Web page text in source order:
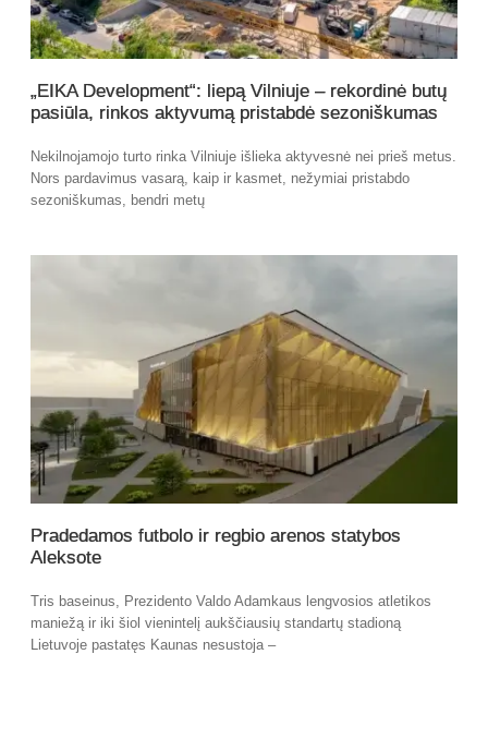
„EIKA Development“: liepą Vilniuje – rekordinė butų
pasiūla, rinkos aktyvumą pristabdė sezoniškumas
Nekilnojamojo turto rinka Vilniuje išlieka aktyvesnė nei prieš metus.
Nors pardavimus vasarą, kaip ir kasmet, nežymiai pristabdo
sezoniškumas, bendri metų
Pradedamos futbolo ir regbio arenos statybos
Aleksote
Tris baseinus, Prezidento Valdo Adamkaus lengvosios atletikos
maniežą ir iki šiol vienintelį aukščiausių standartų stadioną
Lietuvoje pastatęs Kaunas nesustoja –